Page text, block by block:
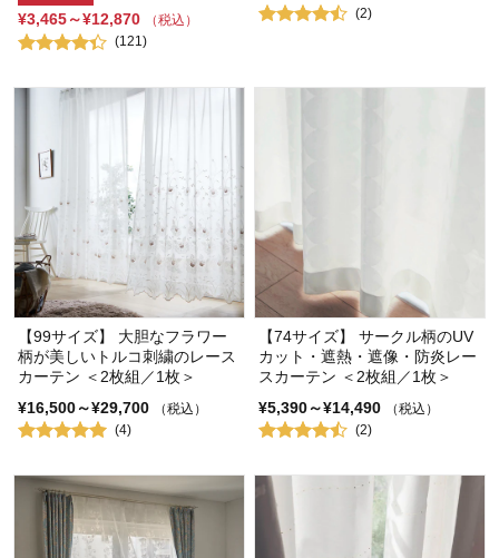
¥3,465～¥12,870
（税込）
(121)
(2)
【99サイズ】 大胆なフラワー
柄が美しいトルコ刺繍のレース
カーテン ＜2枚組／1枚＞
¥16,500～¥29,700
（税込）
(4)
【74サイズ】 サークル柄のUV
カット・遮熱・遮像・防炎レー
スカーテン ＜2枚組／1枚＞
¥5,390～¥14,490
（税込）
(2)